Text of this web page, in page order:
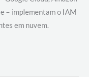
– implementam o IAM
em nuvem.